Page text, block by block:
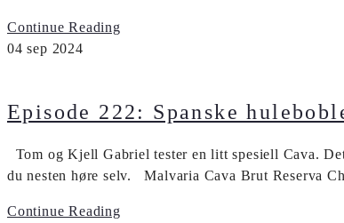
Continue Reading
04 sep 2024
Episode 222: Spanske
Tom og Kjell Gabriel tester en litt spesiell Cava.
du nesten høre selv. Malvaria Cava Brut
Continue Reading